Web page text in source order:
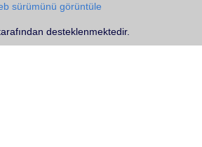
sürümünü görüntüle
desteklenmektedir.